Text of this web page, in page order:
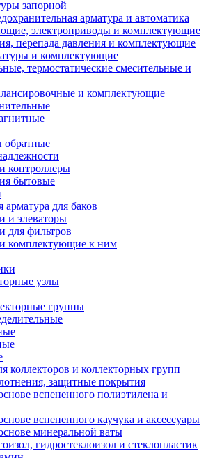
запорной
арматура и автоматика
электроприводы и комплектующие
перепада давления и комплектующие
и комплектующие
термостатические смесительные и
и комплектующие
обратные
контроллеры
бытовые
арматура для баков
и элеваторы
для фильтров
комплектующие к ним
узлы
группы
коллекторов и коллекторных групп
защитные покрытия
вспененного полиэтилена и
вспененного каучука и аксессуары
минеральной ваты
гидростеклоизол и стеклопластик